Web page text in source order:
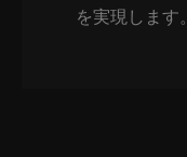
を実現します。